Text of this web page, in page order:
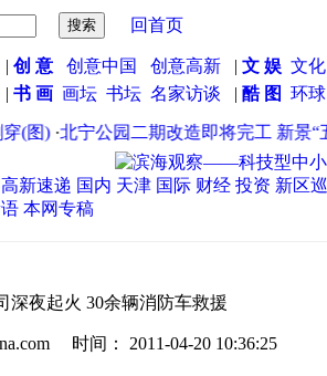
回首页
创 意 创意中国 创意高新 | 文 娱 文化
| 书 画 画坛 书坛 名家访谈 | 酷 图 环球
)·北宁公园二期改造即将完工 新景“五
高新速递 国内 天津 国际 财经 投资 新区
本网专稿
深夜起火 30余辆消防车救援
时间： 2011-04-20 10:36:25